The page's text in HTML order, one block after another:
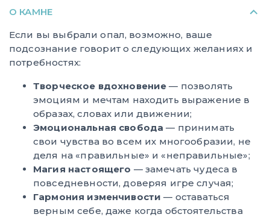
О КАМНЕ
Если вы выбрали опал, возможно, ваше
подсознание говорит о следующих желаниях и
потребностях:
Творческое вдохновение — позволять
эмоциям и мечтам находить выражение в
образах, словах или движении;
Эмоциональная свобода — принимать
свои чувства во всем их многообразии, не
деля на «правильные» и «неправильные»;
Магия настоящего — замечать чудеса в
повседневности, доверяя игре случая;
Гармония изменчивости — оставаться
верным себе, даже когда обстоятельства